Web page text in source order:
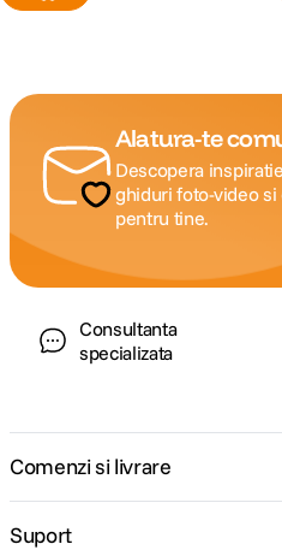
Alatura-te
Descopera
ghiduri foto-video
pentru tine.
Consultanta
specializata
Comenzi si livrare
Suport